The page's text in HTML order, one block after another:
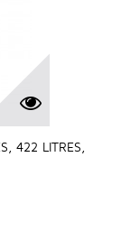
422 LITRES,